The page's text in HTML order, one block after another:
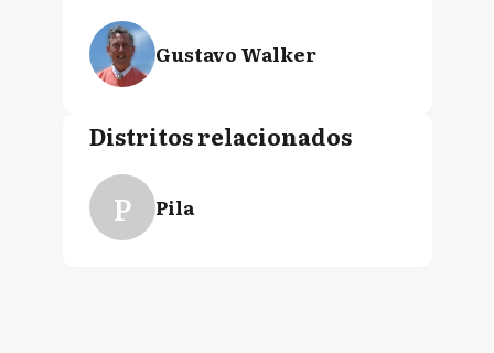
Gustavo Walker
Distritos relacionados
P Pila